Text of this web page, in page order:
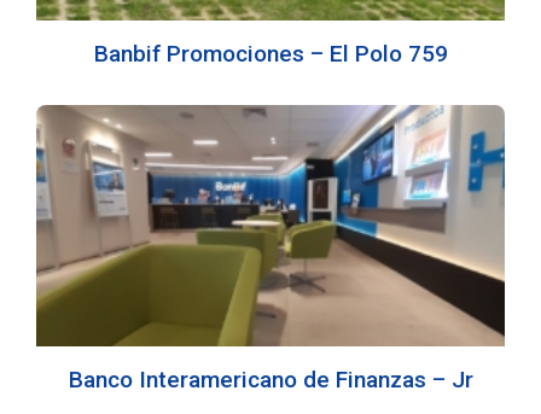
Banbif Promociones – El Polo 759
Banco Interamericano de Finanzas – Jr